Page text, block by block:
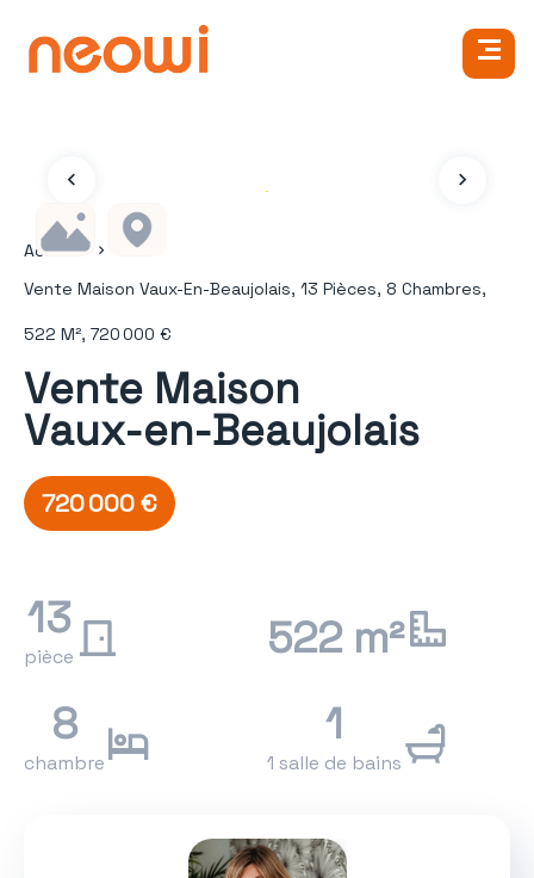
Accueil
Vente Maison Vaux-En-Beaujolais, 13 Pièces, 8 Chambres,
522 M², 720 000 €
Vente Maison
Vaux-en-Beaujolais
720 000 €
13
pièce
522 m²
8
chambre
1
1 salle de bains